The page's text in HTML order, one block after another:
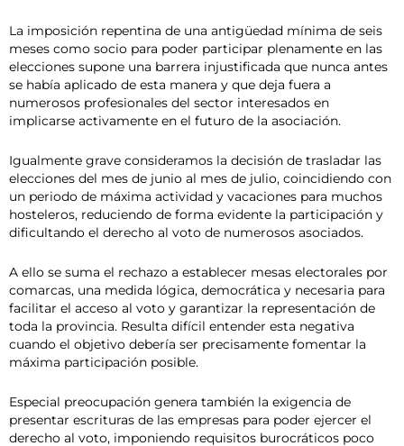
La imposición repentina de una antigüedad mínima de seis
meses como socio para poder participar plenamente en las
elecciones supone una barrera injustificada que nunca antes
se había aplicado de esta manera y que deja fuera a
numerosos profesionales del sector interesados en
implicarse activamente en el futuro de la asociación.
Igualmente grave consideramos la decisión de trasladar las
elecciones del mes de junio al mes de julio, coincidiendo con
un periodo de máxima actividad y vacaciones para muchos
hosteleros, reduciendo de forma evidente la participación y
dificultando el derecho al voto de numerosos asociados.
A ello se suma el rechazo a establecer mesas electorales por
comarcas, una medida lógica, democrática y necesaria para
facilitar el acceso al voto y garantizar la representación de
toda la provincia. Resulta difícil entender esta negativa
cuando el objetivo debería ser precisamente fomentar la
máxima participación posible.
Especial preocupación genera también la exigencia de
presentar escrituras de las empresas para poder ejercer el
derecho al voto, imponiendo requisitos burocráticos poco